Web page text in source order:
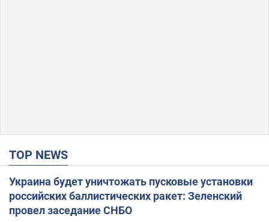
TOP NEWS
Украина будет уничтожать пусковые установки
российских баллистических ракет: Зеленский
провел заседание СНБО